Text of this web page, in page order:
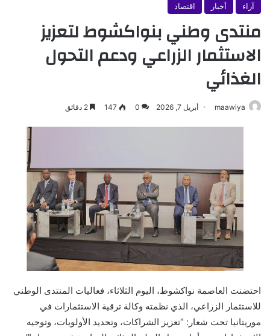
آراء أخبار اقتصاد
منتدى وطني بنواكشوط لتعزيز
الاستثمار الزراعي ودعم التحول
الغذائي
maawiya أبريل 7, 2026 0
147
احتضنت العاصمة نواكشوط، اليوم الثلاثاء، فعاليات المنتدى الوطني
للاستثمار الزراعي، الذي نظمته وكالة ترقية الاستثمارات في
موريتانيا تحت شعار: “تعزيز الشراكات، وتحديد الأولويات، وتوجيه